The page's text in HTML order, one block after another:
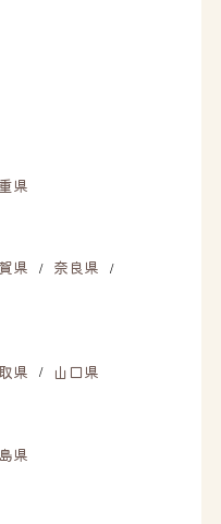
県
県 / 奈良県 /
県 / 山口県
県